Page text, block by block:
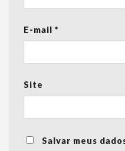
E-mail *
Site
Salvar meus